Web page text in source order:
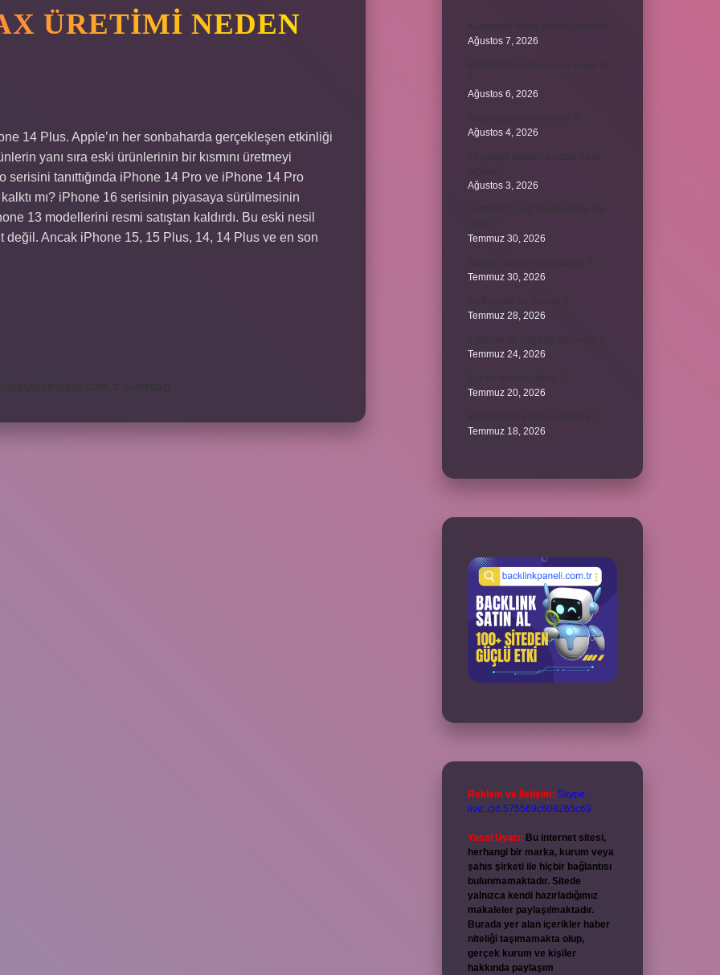
ÜRETIMI NEDEN
14 Plus. Apple’ın her sonbaharda gerçekleşen etkinliği
yanı sıra eski ürünlerinin bir kısmını üretmeyi
tanıttığında iPhone 14 Pro ve iPhone 14 Pro
mı? iPhone 16 serisinin piyasaya sürülmesinin
13 modellerini resmi satıştan kaldırdı. Bu eski nesil
değil. Ancak iPhone 15, 15 Plus, 14, 14 Plus ve en son
Ağustos 7, 2026
Ağustos 6, 2026
Ağustos 4, 2026
Ağustos 3, 2026
Temmuz 30, 2026
Temmuz 30, 2026
Temmuz 28, 2026
Temmuz 24, 2026
Temmuz 20, 2026
Temmuz 18, 2026
Reklam ve İletişim: Skype:
live:.cid.575569c608265c69
Yasal Uyarı: Bu internet sitesi,
herhangi bir marka, kurum veya
şahıs şirketi ile hiçbir bağlantısı
bulunmamaktadır. Sitede
yalnızca kendi hazırladığımız
makaleler paylaşılmaktadır.
Burada yer alan içerikler haber
niteliği taşımamakta olup,
gerçek kurum ve kişiler
hakkında paylaşım